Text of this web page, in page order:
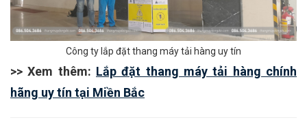
Công ty lắp đặt thang máy tải hàng uy tín
>> Xem thêm: Lắp đặt thang máy tải hàng chính
hãng uy tín tại Miền Bắc